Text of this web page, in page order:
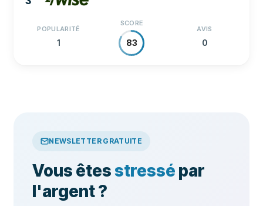
SCORE
83
AVIS
0
POPULARITÉ
1
NEWSLETTER GRATUITE
Vous êtesstressé par
l'argent ?